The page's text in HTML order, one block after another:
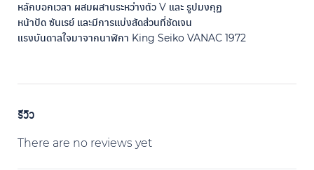
หลักบอกเวลา ผสมผสานระหว่างตัว V และ รูปมงกุฏ
หน้าปัด ซันเรย์ และมีการแบ่งสัดส่วนที่ชัดเจน
แรงบันดาลใจมาจากนาฬิกา King Seiko VANAC 1972
รีวิว
There are no reviews yet